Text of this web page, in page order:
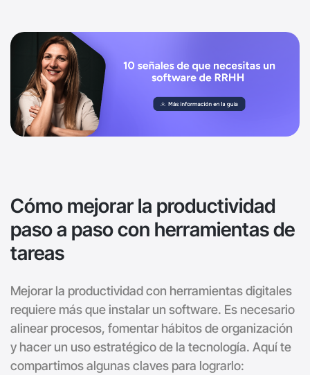
Cómo mejorar la productividad
paso a paso con herramientas de
tareas
Mejorar la productividad con herramientas digitales
requiere más que instalar un software. Es necesario
alinear procesos, fomentar hábitos de organización
y hacer un uso estratégico de la tecnología. Aquí te
compartimos algunas claves para lograrlo: